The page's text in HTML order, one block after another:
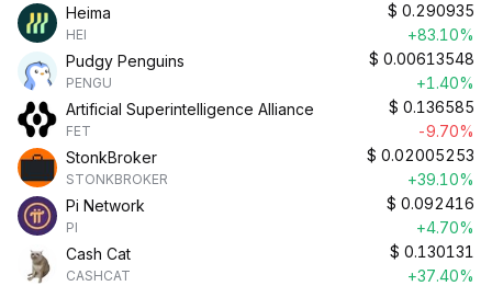
Heima
HEI
$ 0.290935
+83.10%
Pudgy Penguins
PENGU
$ 0.00613548
+1.40%
Artificial Superintelligence Alliance
FET
$ 0.136585
-9.70%
StonkBroker
STONKBROKER
$ 0.02005253
+39.10%
Pi Network
PI
$ 0.092416
+4.70%
Cash Cat
CASHCAT
$ 0.130131
+37.40%